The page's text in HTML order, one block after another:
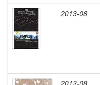
2013-08
2013-08